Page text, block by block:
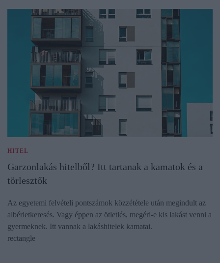
HITEL
Garzonlakás hitelből? Itt tartanak a kamatok és a
törlesztők
Az egyetemi felvételi pontszámok közzététele után megindult az
albérletkeresés. Vagy éppen az ötletlés, megéri-e kis lakást venni a
gyermeknek. Itt vannak a lakáshitelek kamatai.
rectangle